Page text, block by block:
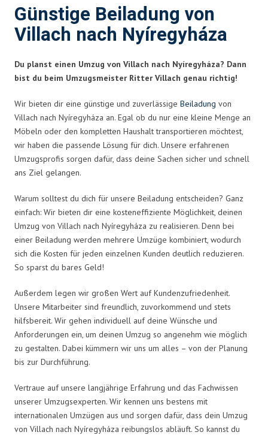
Günstige Beiladung von
Villach nach Nyíregyháza
Du planst einen Umzug von Villach nach Nyíregyháza? Dann
bist du beim Umzugsmeister Ritter Villach genau richtig!
Wir bieten dir eine günstige und zuverlässige Beiladung von
Villach nach Nyíregyháza an. Egal ob du nur eine kleine Menge an
Möbeln oder den kompletten Haushalt transportieren möchtest,
wir haben die passende Lösung für dich. Unsere erfahrenen
Umzugsprofis sorgen dafür, dass deine Sachen sicher und schnell
ans Ziel gelangen.
Warum solltest du dich für unsere Beiladung entscheiden? Ganz
einfach: Wir bieten dir eine kosteneffiziente Möglichkeit, deinen
Umzug von Villach nach Nyíregyháza zu realisieren. Denn bei
einer Beiladung werden mehrere Umzüge kombiniert, wodurch
sich die Kosten für jeden einzelnen Kunden deutlich reduzieren.
So sparst du bares Geld!
Außerdem legen wir großen Wert auf Kundenzufriedenheit.
Unsere Mitarbeiter sind freundlich, zuvorkommend und stets
hilfsbereit. Wir gehen individuell auf deine Wünsche und
Anforderungen ein, um deinen Umzug so angenehm wie möglich
zu gestalten. Dabei kümmern wir uns um alles – von der Planung
bis zur Durchführung.
Vertraue auf unsere langjährige Erfahrung und das Fachwissen
unserer Umzugsexperten. Wir kennen uns bestens mit
internationalen Umzügen aus und sorgen dafür, dass dein Umzug
von Villach nach Nyíregyháza reibungslos abläuft. So kannst du